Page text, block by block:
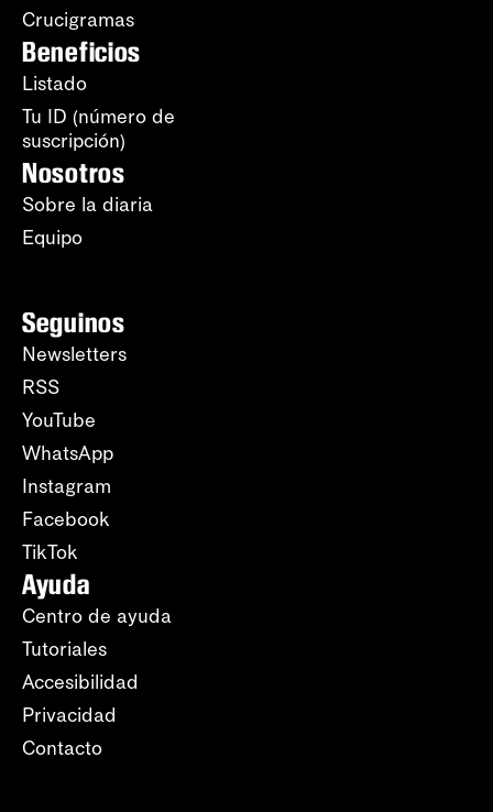
Crucigramas
Beneficios
Listado
Tu ID (número de
suscripción)
Nosotros
Sobre la diaria
Equipo
Seguinos
Newsletters
RSS
YouTube
WhatsApp
Instagram
Facebook
TikTok
Ayuda
Centro de ayuda
Tutoriales
Accesibilidad
Privacidad
Contacto